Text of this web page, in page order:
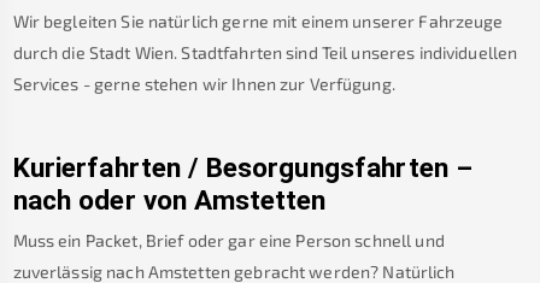
Wir begleiten Sie natürlich gerne mit einem unserer Fahrzeuge
durch die Stadt Wien. Stadtfahrten sind Teil unseres individuellen
Services - gerne stehen wir Ihnen zur Verfügung.
Kurierfahrten / Besorgungsfahrten –
nach oder von Amstetten
Muss ein Packet, Brief oder gar eine Person schnell und
zuverlässig nach Amstetten gebracht werden? Natürlich